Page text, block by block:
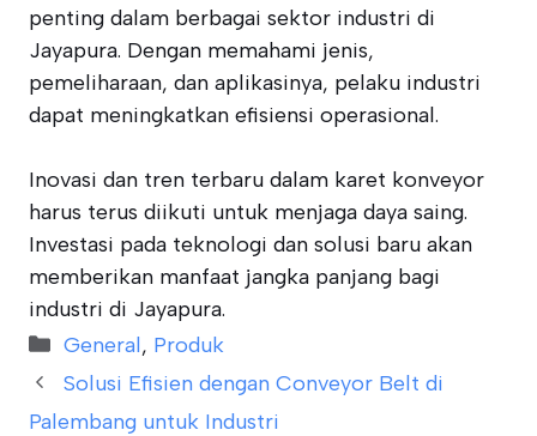
penting dalam berbagai sektor industri di
Jayapura. Dengan memahami jenis,
pemeliharaan, dan aplikasinya, pelaku industri
dapat meningkatkan efisiensi operasional.
Inovasi dan tren terbaru dalam karet konveyor
harus terus diikuti untuk menjaga daya saing.
Investasi pada teknologi dan solusi baru akan
memberikan manfaat jangka panjang bagi
industri di Jayapura.
Categories
General, Produk
Solusi Efisien dengan Conveyor Belt di
Palembang untuk Industri